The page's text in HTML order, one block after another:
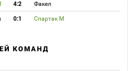
4:2 Факел
0:1 Спартак М
КОМАНД